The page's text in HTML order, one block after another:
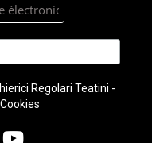
Regolari Teatini -